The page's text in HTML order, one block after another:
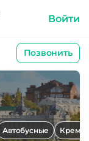
Позвонить
Войти
Автобусные